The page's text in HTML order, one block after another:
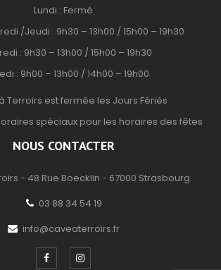
Lundi : Fermé
/Jeudi : 9h30 – 13h00 / 15h00 – 19h30
: 9h30 – 13h00 / 15h00 – 19h30
: 9h00 – 13h00 / 14h00 – 19h00
Terroirs est fermée les Jours Fériés
spéciaux pour les horaires des fêtes
NOUS CONTACTER
- 48 Rue Boecklin - 67000 Strasbourg
03 88 34 54 19
info@caveaterroirs.fr